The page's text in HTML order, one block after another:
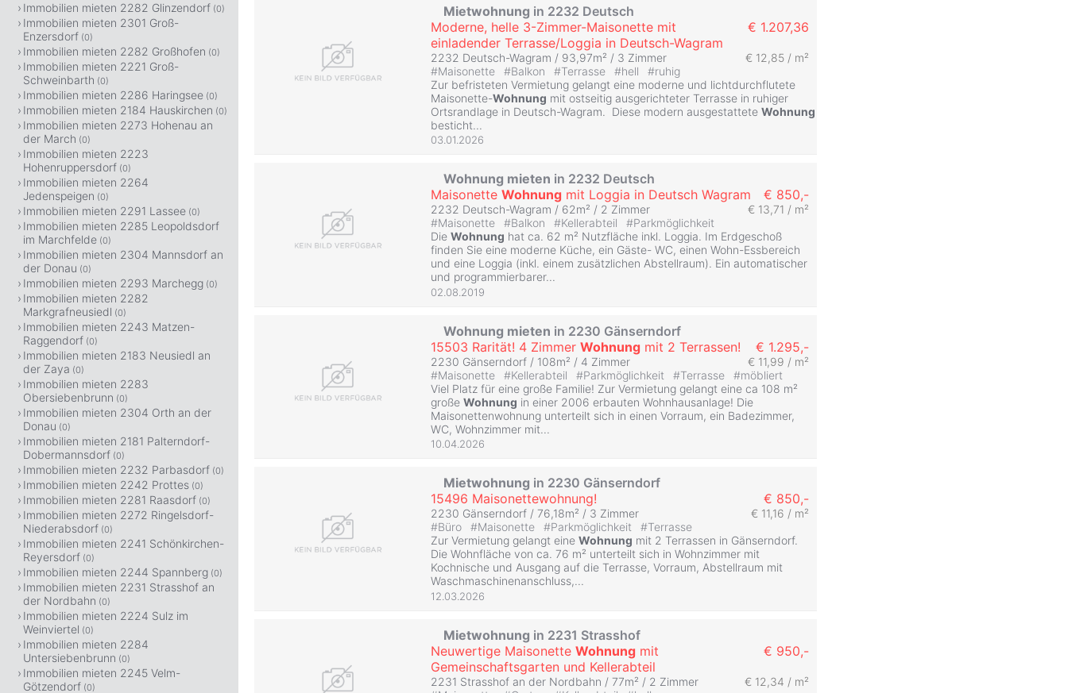
Mietwohnung in 2232 Deutsch
Moderne, helle 3-Zimmer-Maisonette mit
einladender Terrasse/Loggia in Deutsch-Wagram
€ 1.207,36
2232 Deutsch-Wagram / 93,97m² / 3 Zimmer
€ 12,85 / m²
#Maisonette #Balkon #Terrasse #hell #ruhig
Zur befristeten Vermietung gelangt eine moderne und lichtdurchflutete
Maisonette-Wohnung mit ostseitig ausgerichteter Terrasse in ruhiger
Ortsrandlage in Deutsch-Wagram. Diese modern ausgestattete Wohnung
besticht...
03.01.2026
Wohnung mieten in 2232 Deutsch
Maisonette Wohnung mit Loggia in Deutsch Wagram € 850,-
2232 Deutsch-Wagram / 62m² / 2 Zimmer
€ 13,71 / m²
#Maisonette #Balkon #Kellerabteil #Parkmöglichkeit
Die Wohnung hat ca. 62 m² Nutzfläche inkl. Loggia. Im Erdgeschoß
finden Sie eine moderne Küche, ein Gäste- WC, einen Wohn-Essbereich
und eine Loggia (inkl. einem zusätzlichen Abstellraum). Ein automatischer
und programmierbarer...
02.08.2019
Wohnung mieten in 2230 Gänserndorf
15503 Rarität! 4 Zimmer Wohnung mit 2 Terrassen! € 1.295,-
2230 Gänserndorf / 108m² / 4 Zimmer
€ 11,99 / m²
#Maisonette #Kellerabteil #Parkmöglichkeit #Terrasse #möbliert
Viel Platz für eine große Familie! Zur Vermietung gelangt eine ca 108 m²
große Wohnung in einer 2006 erbauten Wohnhausanlage! Die
Maisonettenwohnung unterteilt sich in einen Vorraum, ein Badezimmer,
WC, Wohnzimmer mit...
10.04.2026
Mietwohnung in 2230 Gänserndorf
15496 Maisonettewohnung!
€ 850,-
2230 Gänserndorf / 76,18m² / 3 Zimmer
€ 11,16 / m²
#Büro #Maisonette #Parkmöglichkeit #Terrasse
Zur Vermietung gelangt eine Wohnung mit 2 Terrassen in Gänserndorf.
Die Wohnfläche von ca. 76 m² unterteilt sich in Wohnzimmer mit
Kochnische und Ausgang auf die Terrasse, Vorraum, Abstellraum mit
Waschmaschinenanschluss,...
12.03.2026
Mietwohnung in 2231 Strasshof
Neuwertige Maisonette Wohnung mit
Gemeinschaftsgarten und Kellerabteil
€ 950,-
2231 Strasshof an der Nordbahn / 77m² / 2 Zimmer
€ 12,34 / m²
Immobilien mieten 2282 Glinzendorf (0)
Immobilien mieten 2301 Groß-
Enzersdorf (0)
Immobilien mieten 2282 Großhofen (0)
Immobilien mieten 2221 Groß-
Schweinbarth (0)
Immobilien mieten 2286 Haringsee (0)
Immobilien mieten 2184 Hauskirchen (0)
Immobilien mieten 2273 Hohenau an
der March (0)
Immobilien mieten 2223
Hohenruppersdorf (0)
Immobilien mieten 2264
Jedenspeigen (0)
Immobilien mieten 2291 Lassee (0)
Immobilien mieten 2285 Leopoldsdorf
im Marchfelde (0)
Immobilien mieten 2304 Mannsdorf an
der Donau (0)
Immobilien mieten 2293 Marchegg (0)
Immobilien mieten 2282
Markgrafneusiedl (0)
Immobilien mieten 2243 Matzen-
Raggendorf (0)
Immobilien mieten 2183 Neusiedl an
der Zaya (0)
Immobilien mieten 2283
Obersiebenbrunn (0)
Immobilien mieten 2304 Orth an der
Donau (0)
Immobilien mieten 2181 Palterndorf-
Dobermannsdorf (0)
Immobilien mieten 2232 Parbasdorf (0)
Immobilien mieten 2242 Prottes (0)
Immobilien mieten 2281 Raasdorf (0)
Immobilien mieten 2272 Ringelsdorf-
Niederabsdorf (0)
Immobilien mieten 2241 Schönkirchen-
Reyersdorf (0)
Immobilien mieten 2244 Spannberg (0)
Immobilien mieten 2231 Strasshof an
der Nordbahn (0)
Immobilien mieten 2224 Sulz im
Weinviertel (0)
Immobilien mieten 2284
Untersiebenbrunn (0)
Immobilien mieten 2245 Velm-
Götzendorf (0)